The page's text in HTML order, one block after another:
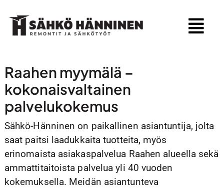
content
Palvelut
Myymälä
Rahoitus
Referenssit
Yritys
Raahen myymälä –
kokonaisvaltainen
palvelukokemus
Sähkö-Hänninen on paikallinen asiantuntija, jolta
saat paitsi laadukkaita tuotteita, myös
erinomaista asiakaspalvelua Raahen alueella sekä
ammattitaitoista palvelua yli 40 vuoden
kokemuksella. Meidän asiantunteva